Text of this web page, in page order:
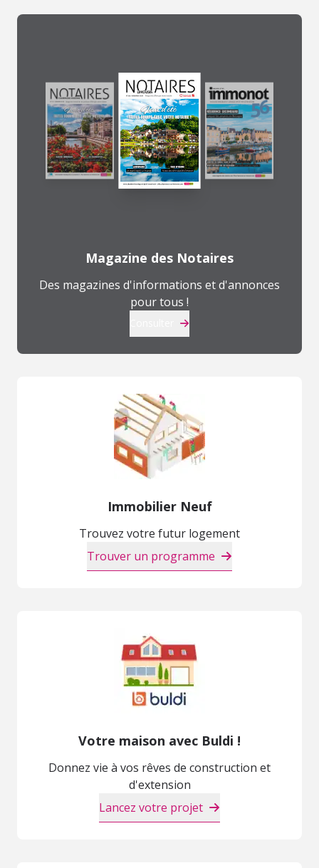
Magazine des Notaires
Des magazines d'informations et d'annonces
pour tous !
Immobilier Neuf
Trouvez votre futur logement
Trouver un programme
Votre maison avec Buldi !
Donnez vie à vos rêves de construction et
d'extension
Lancez votre projet